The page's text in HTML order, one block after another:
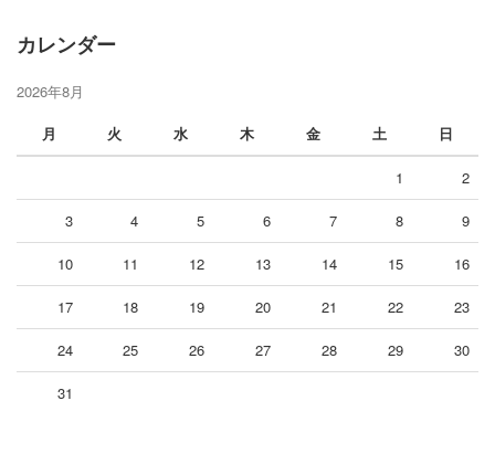
カレンダー
2026年8月
月
火 水 木 金 土 日
1 2
3 4 5 6 7 8 9
10 11 12 13 14 15 16
17 18 19 20 21 22 23
24 25 26 27 28 29 30
31